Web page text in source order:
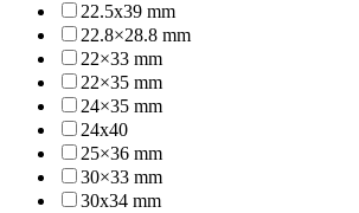
22.5x39 mm
22.8×28.8 mm
22×33 mm
22×35 mm
24×35 mm
24x40
25×36 mm
30×33 mm
30x34 mm